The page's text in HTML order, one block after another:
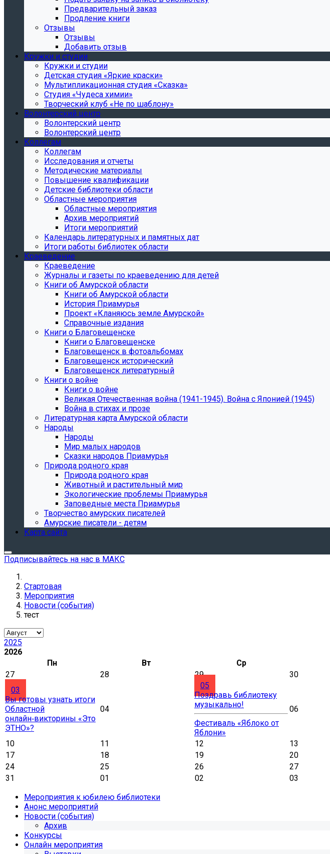
Предварительный заказ
Продление книги
Отзывы
Отзывы
Добавить отзыв
Кружки и студии
Кружки и студии
Детская студия «Яркие краски»
Мультипликационная студия «Сказка»
Студия «Чудеса химии»
Творческий клуб «Не по шаблону»
Волонтерский центр
Волонтерский центр
Волонтерский центр
Коллегам
Коллегам
Исследования и отчеты
Методические материалы
Повышение квалификации
Детские библиотеки области
Областные мероприятия
Областные мероприятия
Архив мероприятий
Итоги мероприятий
Календарь литературных и памятных дат
Итоги работы библиотек области
Краеведение
Краеведение
Журналы и газеты по краеведению для детей
Книги об Амурской области
Книги об Амурской области
История Приамурья
Проект «Кланяюсь земле Амурской»
Справочные издания
Книги о Благовещенске
Книги о Благовещенске
Благовещенск в фотоальбомах
Благовещенск исторический
Благовещенск литературный
Книги о войне
Книги о войне
Великая Отечественная война (1941-1945). Война с Японией (1945)
Война в стихах и прозе
Литературная карта Амурской области
Народы
Народы
Мир малых народов
Сказки народов Приамурья
Природа родного края
Природа родного края
Животный и растительный мир
Экологические проблемы Приамурья
Заповедные места Приамурья
Творчество амурских писателей
Амурские писатели - детям
Карта сайта
Подписывайтесь на нас в МАКС
Стартовая
Мероприятия
Новости (события)
тест
2025
2026
Пн
Вт Ср
27
28 29 30
03
Вы готовы узнать итоги
Областной
онлайн‑викторины «Это
ЭТНО»?
04
05
Поздравь библиотеку
музыкально!
Фестиваль «Яблоко от
Яблони»
06
10 11 12 13
17
18 19 20
24
25 26 27
31
01 02 03
Мероприятия к юбилею библиотеки
Анонс мероприятий
Новости (события)
Архив
Конкурсы
Онлайн мероприятия